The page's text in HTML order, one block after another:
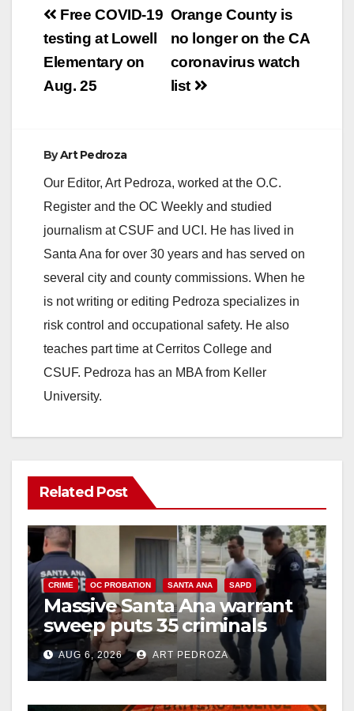
Post
navigation
Orange County is
no longer on the CA
coronavirus watch
list
Free COVID-19
testing at Lowell
Elementary on
Aug. 25
ByArt Pedroza
Our Editor, Art Pedroza, worked at the O.C.
Register and the OC Weekly and studied
journalism at CSUF and UCI. He has lived in
Santa Ana for over 30 years and has served on
several city and county commissions. When he
is not writing or editing Pedroza specializes in
risk control and occupational safety. He also
teaches part time at Cerritos College and
CSUF. Pedroza has an MBA from Keller
University.
Related Post
CRIME OC PROBATION SANTA ANA SAPD
Massive Santa Ana warrant
sweep puts 35 criminals
behind bars amid recidivism
surge
AUG 6, 2026 ART PEDROZA